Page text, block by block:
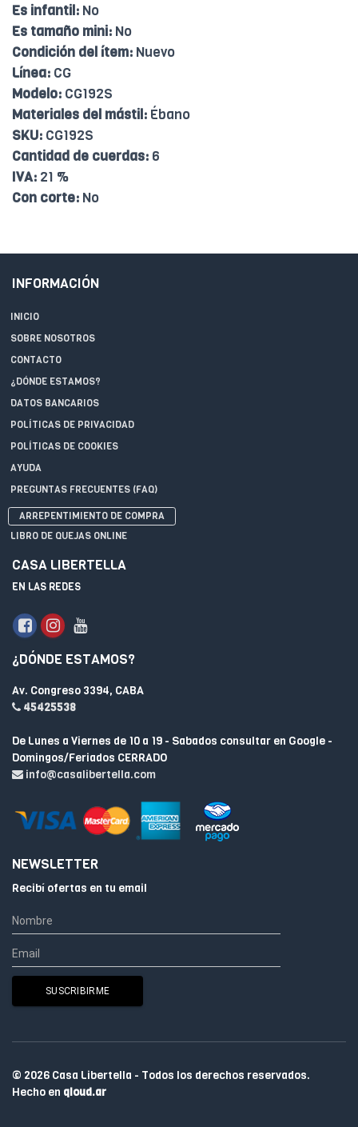
Es infantil: No
Es tamaño mini: No
Condición del ítem: Nuevo
Línea: CG
Modelo: CG192S
Materiales del mástil: Ébano
SKU: CG192S
Cantidad de cuerdas: 6
IVA: 21 %
Con corte: No
INFORMACIÓN
INICIO
SOBRE NOSOTROS
CONTACTO
¿DÓNDE ESTAMOS?
DATOS BANCARIOS
POLÍTICAS DE PRIVACIDAD
POLÍTICAS DE COOKIES
AYUDA
PREGUNTAS FRECUENTES (FAQ)
ARREPENTIMIENTO DE COMPRA
LIBRO DE QUEJAS ONLINE
CASA LIBERTELLA
EN LAS REDES
¿DÓNDE ESTAMOS?
Av. Congreso 3394, CABA
45425538
De Lunes a Viernes de 10 a 19 - Sabados consultar en Google -
Domingos/Feriados CERRADO
info@casalibertella.com
NEWSLETTER
Recibí ofertas en tu email
© 2026 Casa Libertella - Todos los derechos reservados.
Hecho en qloud.ar